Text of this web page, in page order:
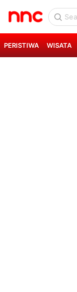
PERISTIWA WISATA